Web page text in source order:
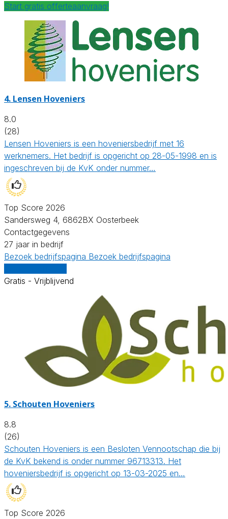
Start gratis offerteaanvraag!
4. Lensen Hoveniers
8.0
(28)
Lensen Hoveniers is een hoveniersbedrijf met 16
werknemers. Het bedrijf is opgericht op 28-05-1998 en is
ingeschreven bij de KvK onder nummer…
Top Score 2026
Sandersweg 4, 6862BX Oosterbeek
Contactgegevens
27 jaar in bedrijf
Bezoek bedrijfspagina Bezoek bedrijfspagina
Gratis - Vrijblijvend
5. Schouten Hoveniers
8.8
(26)
Schouten Hoveniers is een Besloten Vennootschap die bij
de KvK bekend is onder nummer 96713313. Het
hoveniersbedrijf is opgericht op 13-03-2025 en…
Top Score 2026